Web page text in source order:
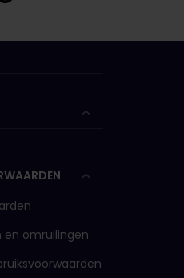
en omruilingen